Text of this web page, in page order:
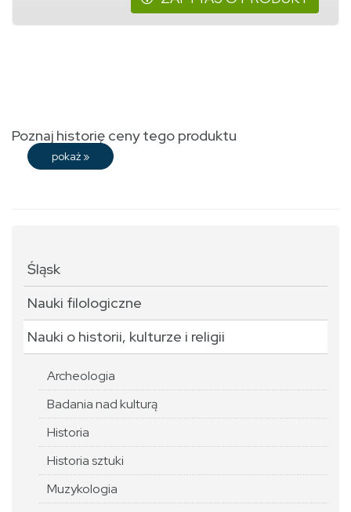
Poznaj historię ceny tego produktu
pokaż »
Śląsk
Nauki filologiczne
Nauki o historii, kulturze i religii
Archeologia
Badania nad kulturą
Historia
Historia sztuki
Muzykologia